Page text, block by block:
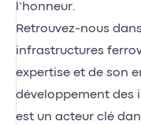
l’honneur.
Retrouvez-nous
infrastructures
expertise et de son
développement des
est un acteur clé